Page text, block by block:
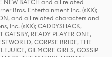
NEW BATCH and all related
Bros. Entertainment Inc. (sXX);
and all related characters and
Inc. (sXX); CADDYSHACK,
GATSBY, READY PLAYER ONE,
CORPSE BRIDE, THE
GILMORE GIRLS, GOSSIP